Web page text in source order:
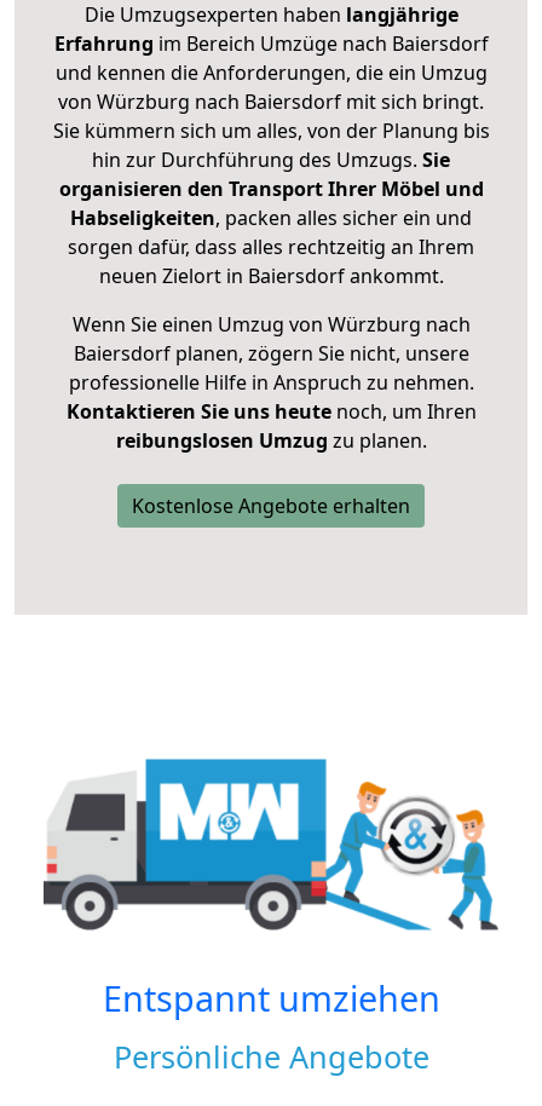
Die Umzugsexperten haben langjährige
Erfahrung im Bereich Umzüge nach Baiersdorf
und kennen die Anforderungen, die ein Umzug
von Würzburg nach Baiersdorf mit sich bringt.
Sie kümmern sich um alles, von der Planung bis
hin zur Durchführung des Umzugs. Sie
organisieren den Transport Ihrer Möbel und
Habseligkeiten, packen alles sicher ein und
sorgen dafür, dass alles rechtzeitig an Ihrem
neuen Zielort in Baiersdorf ankommt.
Wenn Sie einen Umzug von Würzburg nach
Baiersdorf planen, zögern Sie nicht, unsere
professionelle Hilfe in Anspruch zu nehmen.
Kontaktieren Sie uns heutenoch, um Ihren
reibungslosen Umzug zu planen.
Kostenlose Angebote erhalten
Entspannt umziehen
Persönliche Angebote